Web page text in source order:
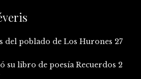
del poblado de Los Hurones 27
su libro de poesía Recuerdos 2